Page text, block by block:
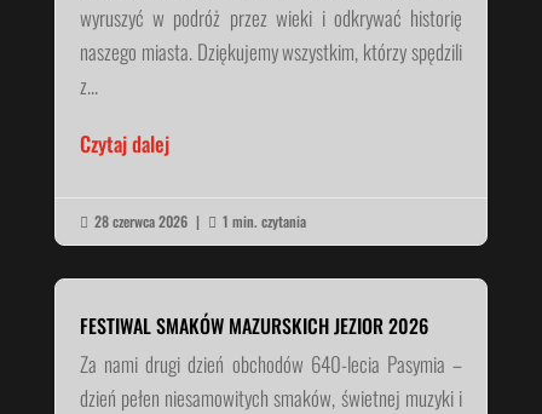
wyruszyć w podróż przez wieki i odkrywać historię
naszego miasta. Dziękujemy wszystkim, którzy spędzili
z...
Czytaj dalej
 28 czerwca 2026 |  1 min. czytania
FESTIWAL SMAKÓW MAZURSKICH JEZIOR 2026
Za nami drugi dzień obchodów 640-lecia Pasymia –
dzień pełen niesamowitych smaków, świetnej muzyki i